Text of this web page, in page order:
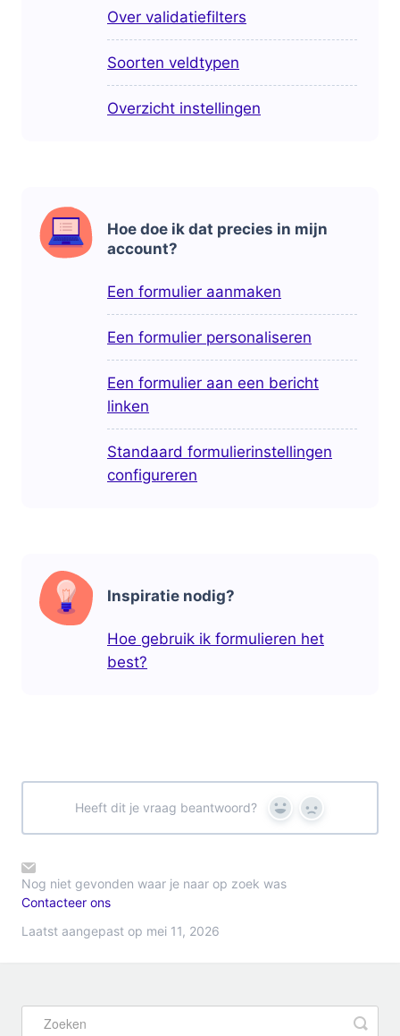
Over validatiefilters
Soorten veldtypen
Overzicht instellingen
Hoe doe ik dat precies in mijn
account?
Een formulier aanmaken
Een formulier personaliseren
Een formulier aan een bericht
linken
Standaard formulierinstellingen
configureren
Inspiratie nodig?
Hoe gebruik ik formulieren het
best?
Heeft dit je vraag beantwoord? Yes No
Nog niet gevonden waar je naar op zoek was
Contacteer ons
Laatst aangepast op mei 11, 2026